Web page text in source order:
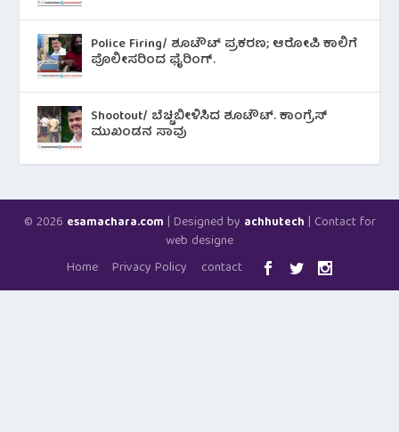
Police Firing/ ಶೂಟೌಟ್ ಪ್ರಕರಣ; ಆರೋಪಿ ಕಾಲಿಗೆ
ಪೊಲೀಸರಿಂದ ಫೈರಿಂಗ್.
Shootout/ ಬೆಚ್ಚಿಬೀಳಿಸಿದ ಶೂಟೌಟ್‌. ಕಾಂಗ್ರೆಸ್
ಮುಖಂಡನ ಸಾವು
© 2026 esamachara.com | Designed by achhutech | Contact for
web designe
Home
Privacy Policy contact